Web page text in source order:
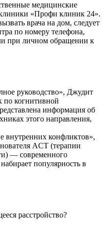
медицинские
«Профи клиник 24».
врача на дом, следует
по номеру телефона,
при личном обращении к
руководство», Джудит
по когнитивной
информация об
этого направления,
внутренних конфликтов»,
ACT (терапии
— современного
популярность в
расстройство?